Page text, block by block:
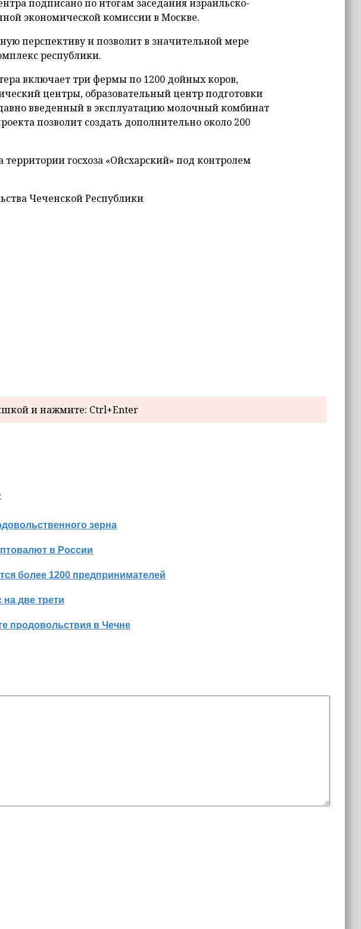
подписано по итогам заседания израильско-
экономической комиссии в Москве.
перспективу и позволит в значительной мере
республики.
включает три фермы по 1200 дойных коров,
центры, образовательный центр подготовки
введенный в эксплуатацию молочный комбинат
позволит создать дополнительно около 200
территории госхоза «Ойсхарский» под контролем
Чеченской Республики
и нажмите: Ctrl+Enter
зерна
в России
более 1200 предпринимателей
две трети
продовольствия в Чечне